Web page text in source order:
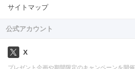
サイトマップ
公式アカウント
X
プレゼント企画や期間限定のキャンペーンを開催